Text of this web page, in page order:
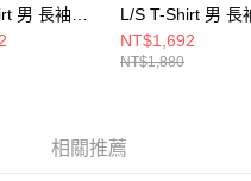
男 長袖上
L/S T-Shirt 男 長
衣 白色
CH012514W001
NT$1,692
NT$1,880
相關推薦